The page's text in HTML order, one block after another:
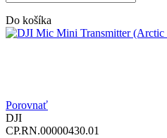
Do košíka
Porovnať
DJI
CP.RN.00000430.01